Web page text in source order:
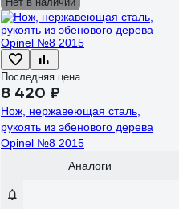
Последняя цена
8 420 ₽
Нож, нержавеющая сталь,
рукоять из эбенового дерева
Opinel №8 2015
Аналоги